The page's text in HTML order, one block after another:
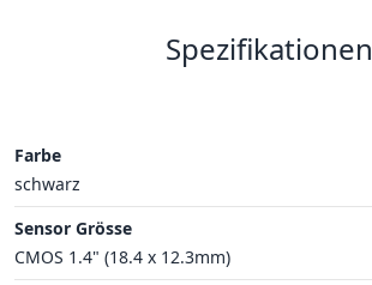
Spezifikationen
Farbe
schwarz
Sensor Grösse
CMOS 1.4" (18.4 x 12.3mm)